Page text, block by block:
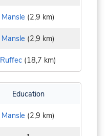
Mansle (2,9 km)
Mansle (2,9 km)
Ruffec (18,7 km)
Education
Mansle (2,9 km)